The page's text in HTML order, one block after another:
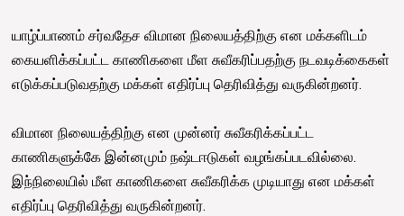
யாழ்ப்பாணம் சர்வதேச விமான நிலையத்திற்கு என மக்களிடம்
கையளிக்கப்பட்ட காணிகளை மீள சுவீகரிப்பதற்கு நடவடிக்கைகள்
எடுக்கப்படுவதற்கு மக்கள் எதிர்ப்பு தெரிவித்து வருகின்றனர்.
விமான நிலையத்திற்கு என முன்னர் சுவீகரிக்கப்பட்ட
காணிகளுக்கே இன்னமும் நஷ்டஈடுகள் வழங்கப்படவில்லை.
இந்நிலையில் மீள காணிகளை சுவீகரிக்க முடியாது என மக்கள்
எதிர்ப்பு தெரிவித்து வருகின்றனர்.